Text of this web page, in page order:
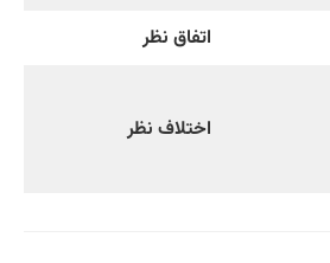
اتفاق نظر
اختلاف نظر